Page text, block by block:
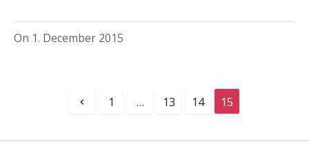
On 1. December 2015
1 … 13 14 15